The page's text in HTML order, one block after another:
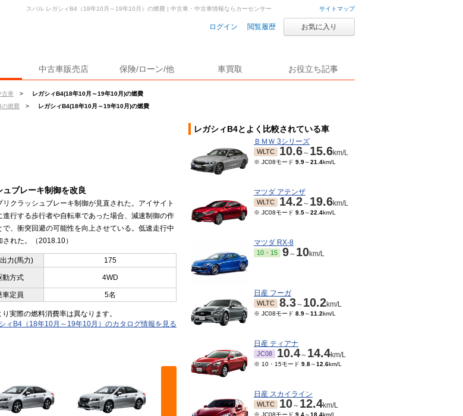
サイトマップ
ログイン 閲覧履歴 お気に入り
中古車販売店 保険/ローン/他 車買取 お役立ち記事
古車 >
レガシィB4(18年10月～19年10月)の燃費
の燃費 > レガシィB4(18年10月～19年10月)の燃費
スバル レガシィB4（18年10月～19年10月）の燃費 | 中古車・中古車情報ならカーセンサー
ブレーキ制御を改良
クラッシュブレーキ制御が見直された。アイサイト
行する歩行者や自転車であった場合、減速制御の作
、衝突回避の可能性を向上させている。低速走行中
れた。（2018.10）
力(馬力)
175
動方式 4WD
車定員 5名
実際の燃料消費率は異なります。
ィB4（18年10月～19年10月）のカタログ情報を見る
レガシィB4とよく比較されている車
ＢＭＷ 3シリーズ
WLTC 10.6～ 15.6km/L
※ JC08モード 9.9～21.4km/L
マツダ アテンザ
WLTC 14.2～ 19.6km/L
※ JC08モード 9.5～22.4km/L
マツダ RX-8
10・15 9～ 10km/L
日産 フーガ
WLTC 8.3～ 10.2km/L
※ JC08モード 8.9～11.2km/L
日産 ティアナ
JC08 10.4～ 14.4km/L
※ 10・15モード 9.8～12.6km/L
日産 スカイライン
WLTC 10～ 12.4km/L
※ JC08モード 9.4～18.4km/L